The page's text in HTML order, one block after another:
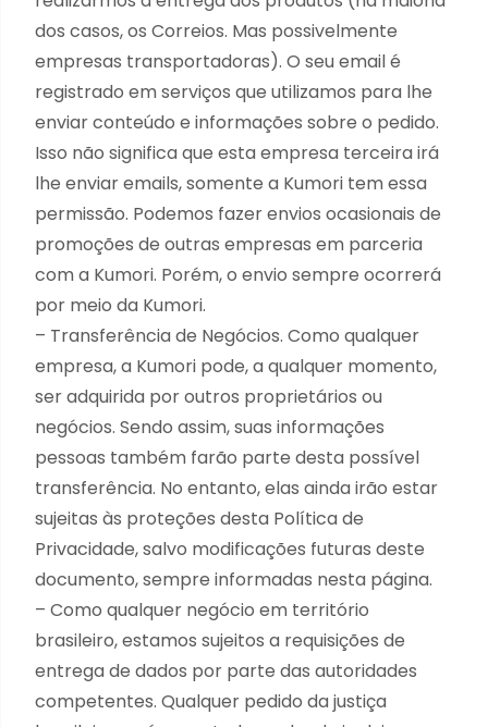
dos casos, os Correios. Mas possivelmente
empresas transportadoras). O seu email é
registrado em serviços que utilizamos para lhe
enviar conteúdo e informações sobre o pedido.
Isso não significa que esta empresa terceira irá
lhe enviar emails, somente a Kumori tem essa
permissão. Podemos fazer envios ocasionais de
promoções de outras empresas em parceria
com a Kumori. Porém, o envio sempre ocorrerá
por meio da Kumori.
– Transferência de Negócios. Como qualquer
empresa, a Kumori pode, a qualquer momento,
ser adquirida por outros proprietários ou
negócios. Sendo assim, suas informações
pessoas também farão parte desta possível
transferência. No entanto, elas ainda irão estar
sujeitas às proteções desta Política de
Privacidade, salvo modificações futuras deste
documento, sempre informadas nesta página.
– Como qualquer negócio em território
brasileiro, estamos sujeitos a requisições de
entrega de dados por parte das autoridades
competentes. Qualquer pedido da justiça